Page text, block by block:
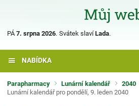
PÁ 7. srpna 2026. Svátek slavíLada.
NABÍDKA
Parapharmacy Lunární kalendář 2040
Lunární kalendář pro pondělí, 9. leden 2040